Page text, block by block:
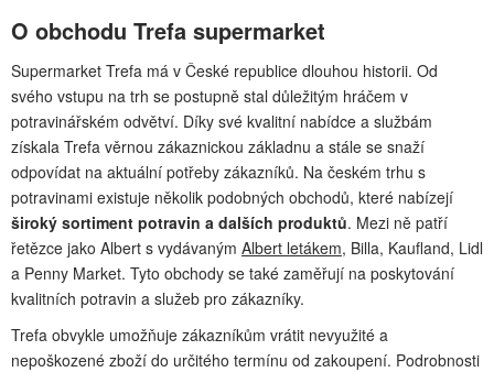
O obchodu Trefa supermarket
Supermarket Trefa má v České republice dlouhou historii. Od
svého vstupu na trh se postupně stal důležitým hráčem v
potravinářském odvětví. Díky své kvalitní nabídce a službám
získala Trefa věrnou zákaznickou základnu a stále se snaží
odpovídat na aktuální potřeby zákazníků. Na českém trhu s
potravinami existuje několik podobných obchodů, které nabízejí
široký sortiment potravin a dalších produktů. Mezi ně patří
řetězce jako Albert s vydávaným Albert letákem, Billa, Kaufland, Lidl
a Penny Market. Tyto obchody se také zaměřují na poskytování
kvalitních potravin a služeb pro zákazníky.
Trefa obvykle umožňuje zákazníkům vrátit nevyužité a
nepoškozené zboží do určitého termínu od zakoupení. Podrobnosti